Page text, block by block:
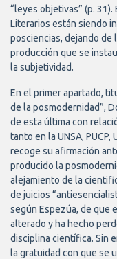
“leyes objetivas” (p.
Literarios están siendo
posciencias, dejando de
producción que se
la subjetividad.
En el primer apartado,
de la posmodernidad”,
de esta última con
tanto en la UNSA, PUCP,
recoge su afirmación
producido la
alejamiento de la
de juicios
según Espezúa, de que
alterado y ha hecho
disciplina científica. Sin
la gratuidad con que se